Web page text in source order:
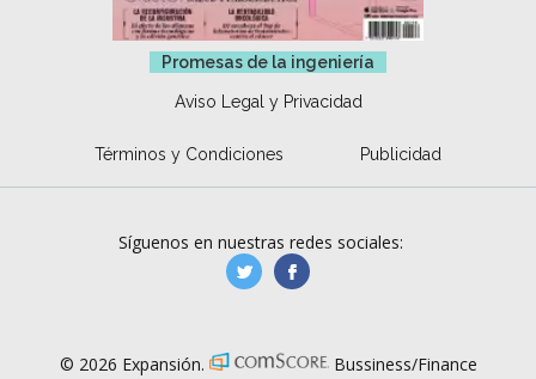
Promesas de la ingeniería
Aviso Legal y Privacidad
Términos y Condiciones Publicidad
Síguenos en nuestras redes sociales:
manufacturaGE
© 2026 Expansión. Bussiness/Finance